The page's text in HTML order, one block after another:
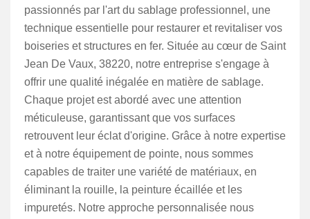
passionnés par l'art du sablage professionnel, une
technique essentielle pour restaurer et revitaliser vos
boiseries et structures en fer. Située au cœur de Saint
Jean De Vaux, 38220, notre entreprise s'engage à
offrir une qualité inégalée en matière de sablage.
Chaque projet est abordé avec une attention
méticuleuse, garantissant que vos surfaces
retrouvent leur éclat d'origine. Grâce à notre expertise
et à notre équipement de pointe, nous sommes
capables de traiter une variété de matériaux, en
éliminant la rouille, la peinture écaillée et les
impuretés. Notre approche personnalisée nous